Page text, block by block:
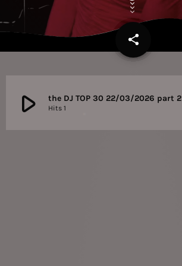
share
email
play_arrow the DJ TOP 30 22/03/2026 part 2
Hits 1